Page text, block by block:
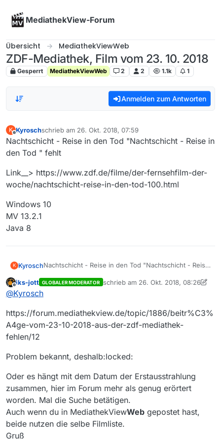
MediathekView-Forum
Übersicht MediathekViewWeb
ZDF-Mediathek, Film vom 23. 10. 2018
Gesperrt MediathekViewWeb 2 2 1.1k 1
Anmelden zum Antworten
K
Offline
Kyroschschrieb am 26. Okt. 2018, 07:59
zuletzt editiert von
Nachtschicht - Reise in den Tod "Nachtschicht - Reise in
den Tod " fehlt
Link__> https://www.zdf.de/filme/der-fernsehfilm-der-
woche/nachtschicht-reise-in-den-tod-100.html
Windows 10
MV 13.2.1
Java 8
K KyroschNachtschicht - Reise in den Tod "Nachtschicht - Reise
Link__> https://www.zdf.de/filme/der-fernsehfilm-der-
MV 13.2.1
Java 8
Offline
iks-jott GLOBALER MODERATOR schrieb am 26. Okt. 2018, 08:26
zuletzt editiert von iks-jott
@Kyrosch
https://forum.mediathekview.de/topic/1886/beitr%C3%
A4ge-vom-23-10-2018-aus-der-zdf-mediathek-
fehlen/12
Problem bekannt, deshalb:locked:
Oder es hängt mit dem Datum der Erstausstrahlung
zusammen, hier im Forum mehr als genug erörtert
worden. Mal die Suche betätigen.
Auch wenn du in MediathekViewWeb gepostet hast,
beide nutzen die selbe Filmliste.
Gruß